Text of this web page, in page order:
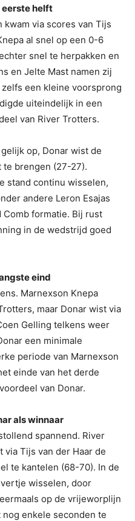
eerste helft
via scores van Tijs
al snel op een 0-6
snel te herpakken en
en Jelte Mast namen zij
een kleine voorsprong
uiteindelijk in een
van River Trotters.
op, Donar wist de
brengen (27-27).
stand continu wisselen,
andere Leron Esajas
Comb formatie. Bij rust
in de wedstrijd goed
eind
Marnexson Knepa
maar Donar wist via
Gelling telkens weer
een minimale
periode van Marnexson
einde van het derde
van Donar.
als winnaar
spannend. River
Tijs van der Haar de
te kantelen (68-70). In de
wisselen, door
op de vrijeworplijn
enkele seconden te